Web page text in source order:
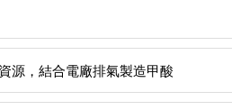
源，結合電廠排氣製造甲酸